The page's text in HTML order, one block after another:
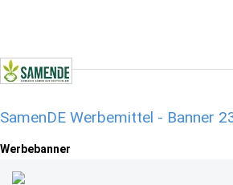
SamenDE Werbemittel - Banner
Werbebanner